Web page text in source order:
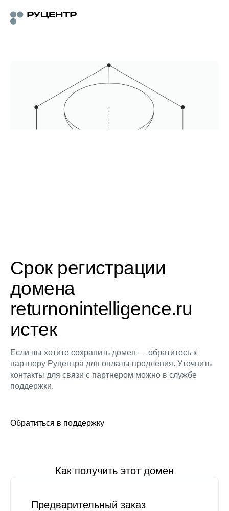
Срок регистрации
домена
returnonintelligence.ru
истек
Если вы хотите сохранить домен — обратитесь к
партнеру Руцентра для оплаты продления. Уточнить
контакты для связи с партнером можно в службе
поддержки.
Обратиться в поддержку
Как получить этот домен
Предварительный заказ